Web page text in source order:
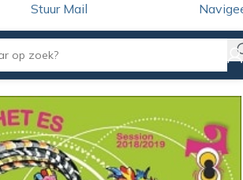
Stuur Mail